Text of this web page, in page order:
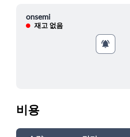
onsemi
재고 없음
비용